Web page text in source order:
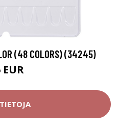
(48 COLORS) (34245)
EUR